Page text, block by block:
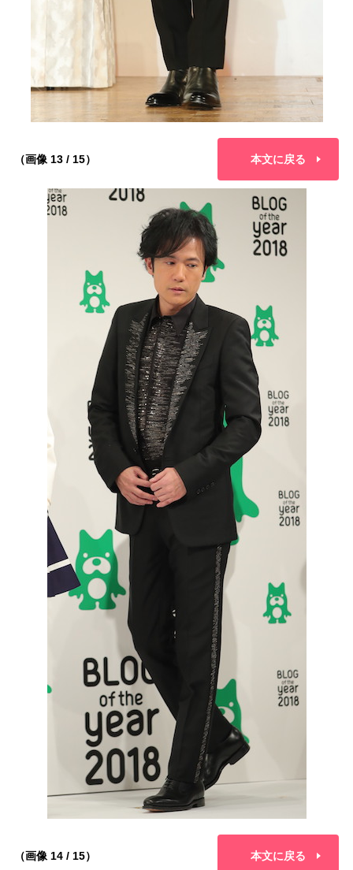
（画像 13 / 15） 本文に戻る
（画像 14 / 15） 本文に戻る